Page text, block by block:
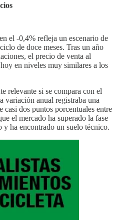
el -0,4% refleja un escenario de
de doce meses. Tras un año
el precio de venta al
en niveles muy similares a los
relevante si se compara con el
variación anual registraba una
dos puntos porcentuales entre
el mercado ha superado la fase
y ha encontrado un suelo técnico.